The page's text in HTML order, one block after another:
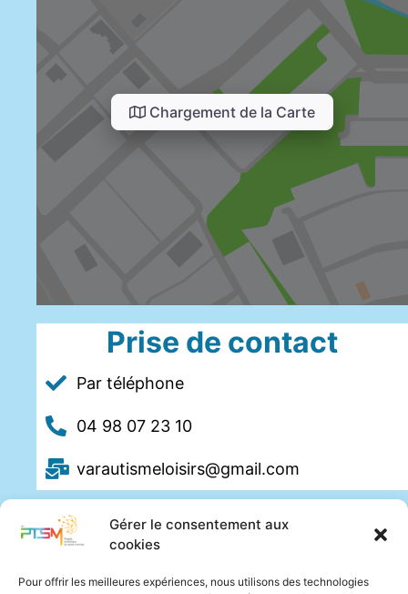
Gérer le consentement aux
cookies
Pour offrir les meilleures expériences, nous utilisons des technologies
Chargement de la Carte
Prise de contact
Par téléphone
04 98 07 23 10
varautismeloisirs@gmail.com